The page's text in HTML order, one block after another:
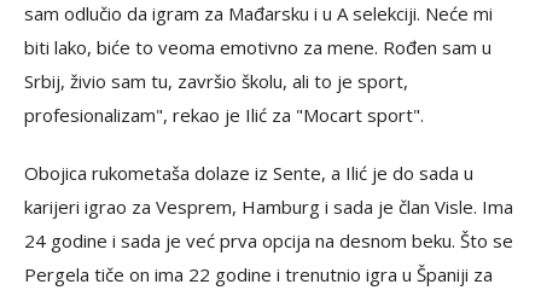
sam odlučio da igram za Mađarsku i u A selekciji. Neće mi
biti lako, biće to veoma emotivno za mene. Rođen sam u
Srbij, živio sam tu, završio školu, ali to je sport,
profesionalizam", rekao je Ilić za "Mocart sport".
Obojica rukometaša dolaze iz Sente, a Ilić je do sada u
karijeri igrao za Vesprem, Hamburg i sada je član Visle. Ima
24 godine i sada je već prva opcija na desnom beku. Što se
Pergela tiče on ima 22 godine i trenutnio igra u Španiji za